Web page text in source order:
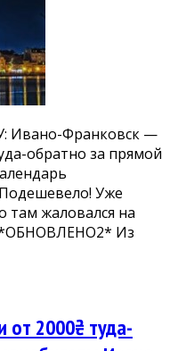
Ивано-Франковск —
обратно за прямой
Уже
там жаловался на
*ОБНОВЛЕНО2* Из
от 2000₴ туда-